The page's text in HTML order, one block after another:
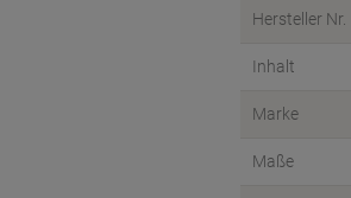
Hersteller Nr.
Inhalt
Marke
Maße